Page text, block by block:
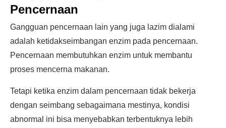
Pencernaan
Gangguan pencernaan lain yang juga lazim dialami
adalah ketidakseimbangan enzim pada pencernaan.
Pencernaan membutuhkan enzim untuk membantu
proses mencerna makanan.
Tetapi ketika enzim dalam pencernaan tidak bekerja
dengan seimbang sebagaimana mestinya, kondisi
abnormal ini bisa menyebabkan terbentuknya lebih